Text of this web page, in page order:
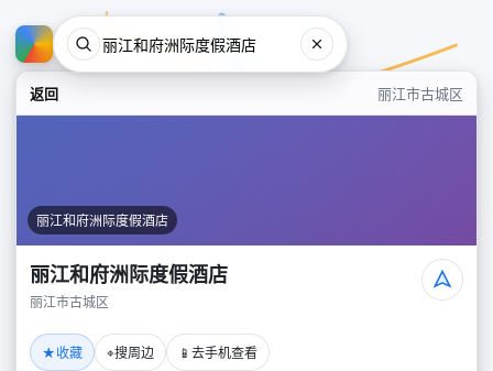
返回 丽江市古城区
丽江和府洲际度假酒店
丽江和府洲际度假酒店
丽江市古城区
★收藏 ⌖搜周边 📱 去手机查看